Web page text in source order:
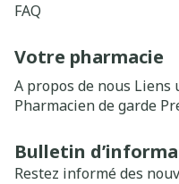
FAQ
Votre pharmacie
A propos de nous Liens
Pharmacien de garde
Bulletin
Restez informé des